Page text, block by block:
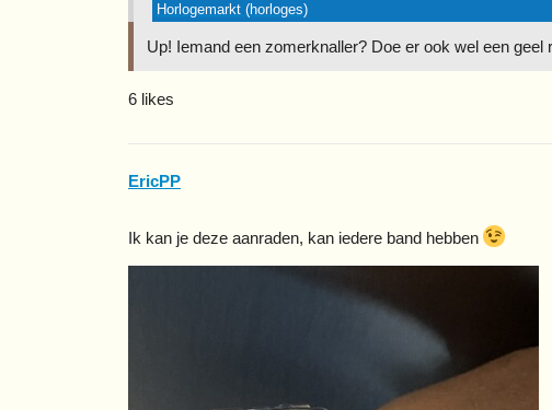
Horlogemarkt (horloges)
Up! Iemand een zomerknaller? Doe er ook wel een
6 likes
EricPP
Ik kan je deze aanraden, kan iedere band hebben